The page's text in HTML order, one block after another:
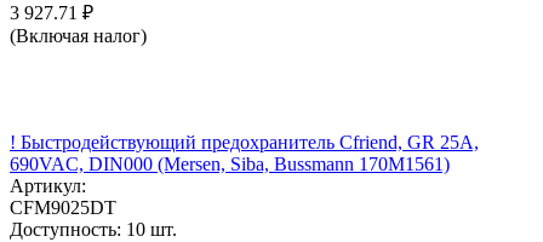
3 927.71 ₽
(Включая налог)
! Быстродействующий предохранитель Cfriend, GR 25А,
690VAC, DIN000 (Mersen, Siba, Bussmann 170M1561)
Артикул:
CFM9025DT
Доступность: 10 шт.